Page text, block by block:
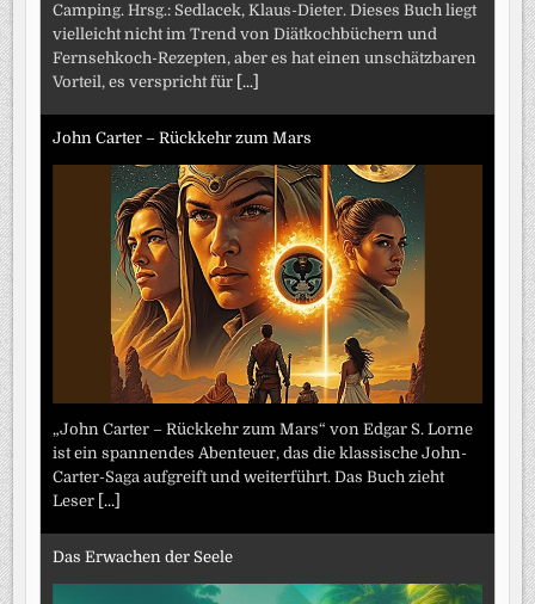
Camping. Hrsg.: Sedlacek, Klaus-Dieter. Dieses Buch liegt
vielleicht nicht im Trend von Diätkochbüchern und
Fernsehkoch-Rezepten, aber es hat einen unschätzbaren
Vorteil, es verspricht für [...]
John Carter – Rückkehr zum Mars
„John Carter – Rückkehr zum Mars“ von Edgar S. Lorne
ist ein spannendes Abenteuer, das die klassische John-
Carter-Saga aufgreift und weiterführt. Das Buch zieht
Leser [...]
Das Erwachen der Seele